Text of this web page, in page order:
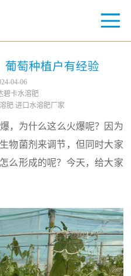
葡萄种植户有经验
04-06
碧卡水溶肥
肥 进口水溶肥厂家
，为什么这么火爆呢？因为
物菌剂来调节，但同时大家
么形成的呢？今天，给大家